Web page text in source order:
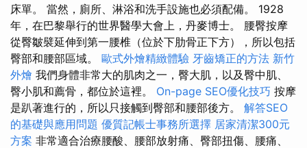
床單。 當然，廁所、淋浴和洗手設施也必須配備。 1928
年，在巴黎舉行的世界醫學大會上，丹麥博士。 腰臀按摩
從臀皺襞延伸到第一腰椎（位於下肋骨正下方），所以包括
臀部和腰部區域。 歐式外燴精緻體驗 牙齒矯正的方法 新竹
外燴 我們身體非常大的肌肉之一，臀大肌，以及臀中肌、
臀小肌和薦骨，都位於這裡。 On-page SEO優化技巧 按摩
是趴著進行的，所以只接觸到臀部和腰部後方。 解答SEO
的基礎與應用問題 優質記帳士事務所選擇 居家清潔300元
方案 非常適合治療腰酸、腰部放射痛、臀部扭傷、腰痛、